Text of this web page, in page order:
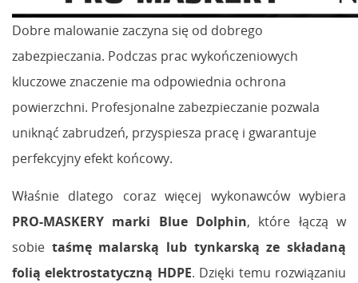
Dobre malowanie zaczyna się od dobrego
zabezpieczania. Podczas prac wykończeniowych
kluczowe znaczenie ma odpowiednia ochrona
powierzchni. Profesjonalne zabezpieczanie pozwala
uniknąć zabrudzeń, przyspiesza pracę i gwarantuje
perfekcyjny efekt końcowy.
Właśnie dlatego coraz więcej wykonawców wybiera
PRO-MASKERY marki Blue Dolphin, które łączą w
sobie taśmę malarską lub tynkarską ze składaną
folią elektrostatyczną HDPE. Dzięki temu rozwiązaniu